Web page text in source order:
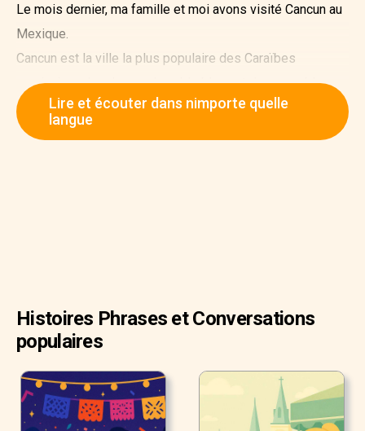
Le mois dernier, ma famille et moi avons visité Cancun au
Mexique.
Cancun est la ville la plus populaire des Caraïbes
mexicaines. La plage a du sable blanc et des eaux bleues
claires. La mer est calme, parfaite pour se détendre ou se
baigner. Ma famille et moi avons adoré le temps
Lire et écouter dans nimporte quelle
langue
Histoires Phrases et Conversations
populaires